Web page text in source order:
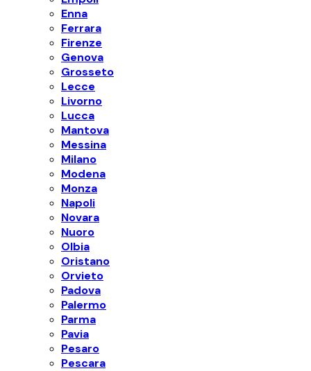
Enna
Ferrara
Firenze
Genova
Grosseto
Lecce
Livorno
Lucca
Mantova
Messina
Milano
Modena
Monza
Napoli
Novara
Nuoro
Olbia
Oristano
Orvieto
Padova
Palermo
Parma
Pavia
Pesaro
Pescara